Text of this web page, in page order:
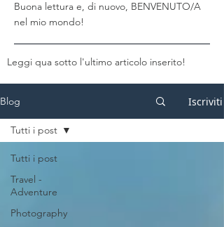
Buona lettura e, di nuovo, BENVENUTO/A
nel mio mondo!
Leggi qua sotto l'ultimo articolo inserito!
Blog Iscriviti
Tutti i post
Travel -
Adventure
Photography
Tutti i post